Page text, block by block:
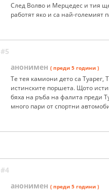
След Волво и Мерцедес и тия
работят яко и са най-големият
#5
анонимен ( преди 5 години )
Те тея камиони дето са Туарег,
истинските поршета. Щото
бяха на ръба на фалита преди
много пари от спортни
#4
анонимен ( преди 5 години )